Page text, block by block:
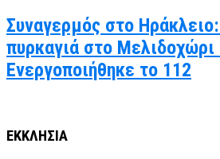
Συναγερμός στο
πυρκαγιά στο Μελιδοχώρι
Ενεργοποιήθηκε το 112
ΕΚΚΛΗΣΙΑ